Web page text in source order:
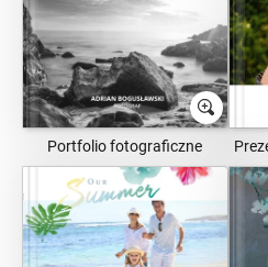
Portfolio fotograficzne